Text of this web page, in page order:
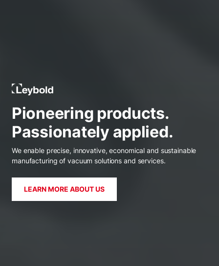
Leybold Global
Pioneering products.
Passionately applied.
We enable precise, innovative, economical and sustainable
manufacturing of vacuum solutions and services.
LEARN MORE ABOUT US